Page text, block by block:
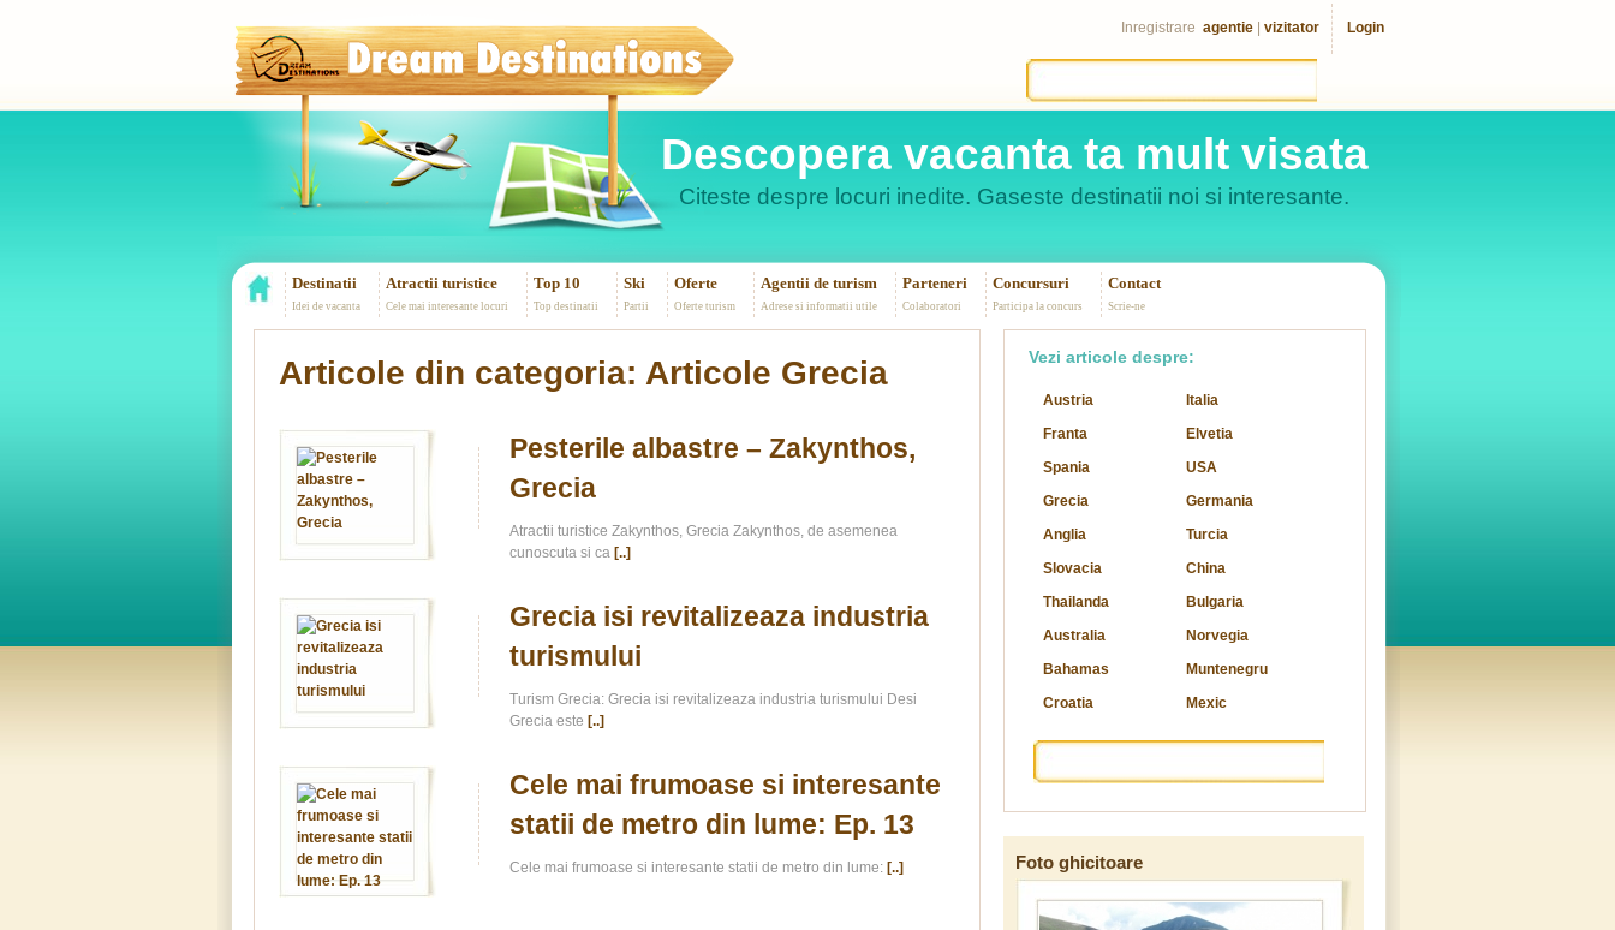
Inregistrare agentie vizitator Login
Descopera vacanta ta mult visata
Citeste despre locuri inedite. Gaseste destinatii noi si interesante.
Destinatii
Idei de vacanta
Atractii turistice
Cele mai interesante locuri
Top 10
Top destinatii
Ski
Partii
Oferte
Oferte turism
Agentii de turism
Adrese si informatii utile
Parteneri
Colaboratori
Concursuri
Participa la concurs
Contact
Scrie-ne
Vezi articole despre:
Austria
Italia
Franta
Elvetia
Spania
USA
Grecia
Germania
Anglia
Turcia
Slovacia
China
Thailanda
Bulgaria
Australia
Norvegia
Bahamas
Muntenegru
Croatia
Mexic
Foto ghicitoare
Articole din categoria: Articole Grecia
Pesterile albastre – Zakynthos,
Grecia
Atractii turistice Zakynthos, Grecia Zakynthos, de asemenea
cunoscuta si ca [..]
Grecia isi revitalizeaza industria
turismului
Turism Grecia: Grecia isi revitalizeaza industria turismului Desi
Grecia este [..]
Cele mai frumoase si interesante
statii de metro din lume: Ep. 13
Cele mai frumoase si interesante statii de metro din lume: [..]